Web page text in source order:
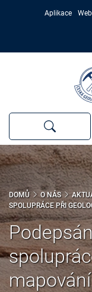
Aplikace
DOMŮ O NÁS
SPOLUPRÁCE PŘI